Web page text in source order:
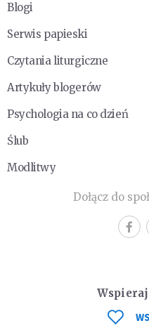
Blogi
Serwis papieski
Czytania liturgiczne
Artykuły blogerów
Psychologia na co dzień
Ślub
Modlitwy
Dołącz do